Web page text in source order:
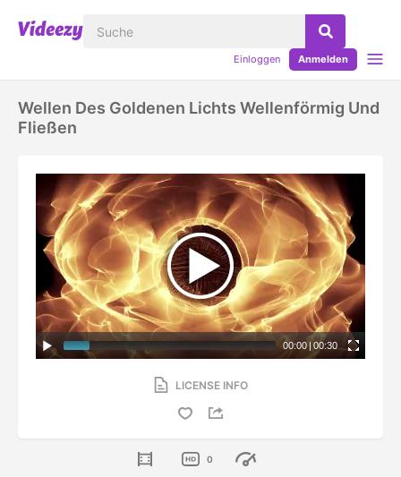
Einloggen Anmelden
Wellen Des Goldenen Lichts Wellenförmig Und
Fließen
00:00 | 00:30
LICENSE INFO
0